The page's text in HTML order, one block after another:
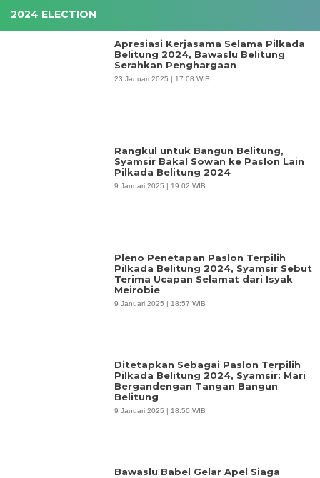
2024 ELECTION
Apresiasi Kerjasama Selama Pilkada
Belitung 2024, Bawaslu Belitung
Serahkan Penghargaan
23 Januari 2025 | 17:08 WIB
Rangkul untuk Bangun Belitung,
Syamsir Bakal Sowan ke Paslon Lain
Pilkada Belitung 2024
9 Januari 2025 | 19:02 WIB
Pleno Penetapan Paslon Terpilih
Pilkada Belitung 2024, Syamsir Sebut
Terima Ucapan Selamat dari Isyak
Meirobie
9 Januari 2025 | 18:57 WIB
Ditetapkan Sebagai Paslon Terpilih
Pilkada Belitung 2024, Syamsir: Mari
Bergandengan Tangan Bangun
Belitung
9 Januari 2025 | 18:50 WIB
Bawaslu Babel Gelar Apel Siaga